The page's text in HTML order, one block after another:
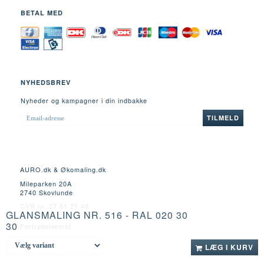
BETAL MED
NYHEDSBREV
Nyheder og kampagner i din indbakke
ADRESSE
TILMELD
AURO.dk & Økomaling.dk
Mileparken 20A
2740 Skovlunde
GLANSMALING NR. 516 - RAL 020 30
30
LÆG I KURV